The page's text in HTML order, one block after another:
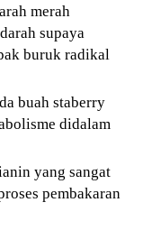
merah
supaya
buruk radikal
buah staberry
didalam
yang sangat
pembakaran